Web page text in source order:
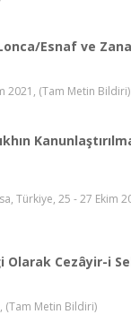
Esnaf ve
2021, (Tam Metin Bildiri)
Türkiye, 25 - 27 Ekim
Olarak Cezâyir-i
(Tam Metin Bildiri)